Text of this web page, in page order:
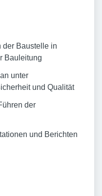
der Baustelle in
Bauleitung
unter
und Qualität
der
und Berichten